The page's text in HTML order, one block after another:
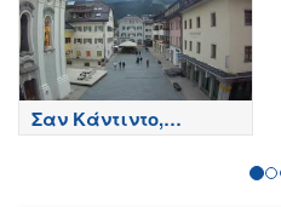
Σαν Κάντιντο,
Μπολζάνο - San